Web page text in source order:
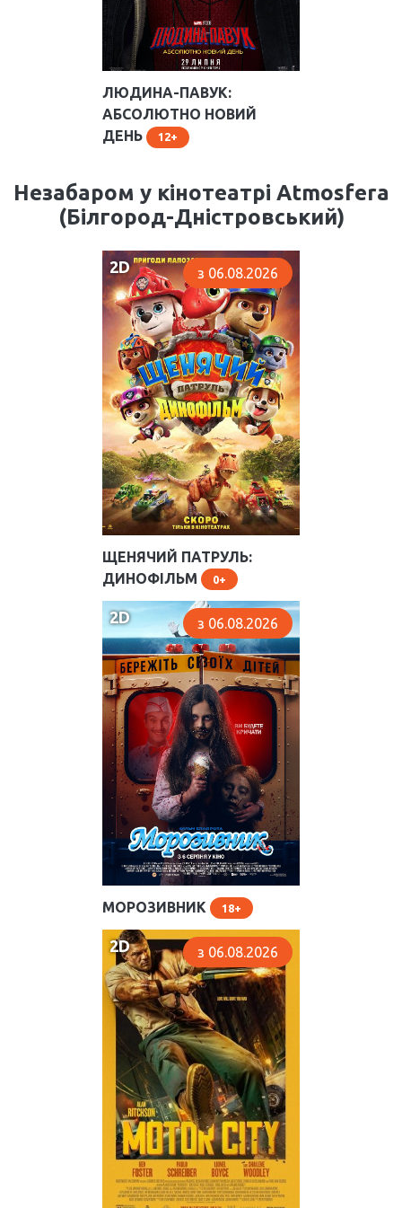
Розклад на сьогодні
Зал Кораловий
17:40,20:20
12:00 ,14:40
ЛЮДИНА-ПАВУК:
АБСОЛЮТНО НОВИЙ
ДЕНЬ
12
Незабаром у кінотеатрі Atmosfera
(Білгород-Дністровський)
2D з 06.08.2026
ЩЕНЯЧИЙ ПАТРУЛЬ:
ДИНОФІЛЬМ
0
2D з 06.08.2026
МОРОЗИВНИК 18
2D з 06.08.2026